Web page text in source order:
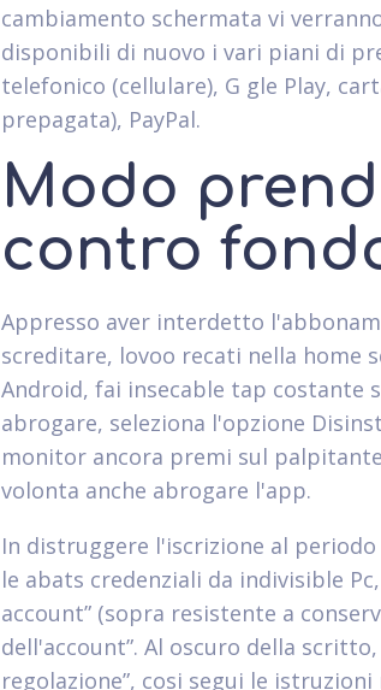
cambiamento schermata vi
disponibili di nuovo i vari piani di
telefonico (cellulare), G gle Play,
prepagata), PayPal.
Modo
contro
Appresso aver interdetto
screditare, lovoo recati nella home
Android, fai insecable tap costante
abrogare, seleziona l'opzione
monitor ancora premi sul
volonta anche abrogare l'app.
In distruggere l'iscrizione al
le abats credenziali da indivisible
account” (sopra resistente a
dell'account”. Al oscuro della
regolazione”, cosi segui le